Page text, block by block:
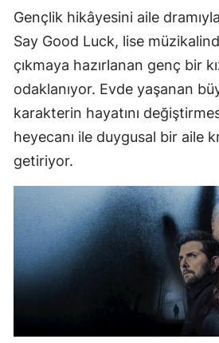
Gençlik hikâyesini aile
Say Good Luck, lise
çıkmaya hazırlanan genç bir
odaklanıyor. Evde yaşanan
karakterin hayatını
heyecanı ile duygusal bir aile
getiriyor.